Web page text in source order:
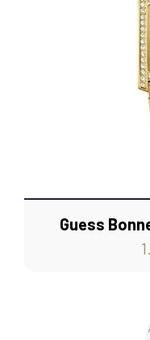
Guess